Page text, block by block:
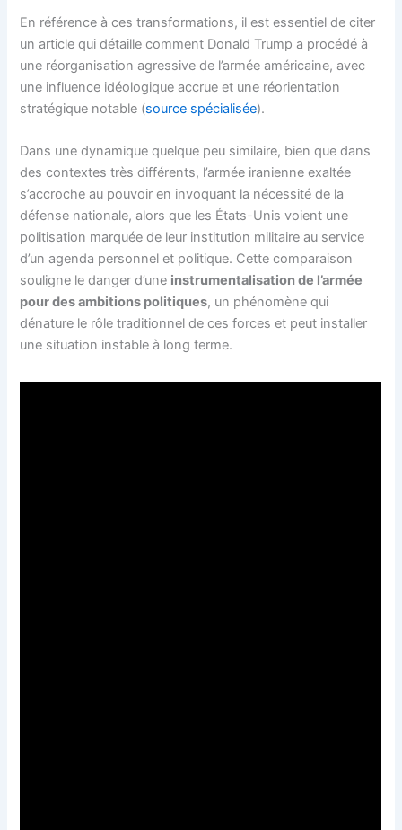
En référence à ces transformations, il est essentiel de citer
un article qui détaille comment Donald Trump a procédé à
une réorganisation agressive de l’armée américaine, avec
une influence idéologique accrue et une réorientation
stratégique notable (source spécialisée).
Dans une dynamique quelque peu similaire, bien que dans
des contextes très différents, l’armée iranienne exaltée
s’accroche au pouvoir en invoquant la nécessité de la
défense nationale, alors que les États-Unis voient une
politisation marquée de leur institution militaire au service
d’un agenda personnel et politique. Cette comparaison
souligne le danger d’une instrumentalisation de l’armée
pour des ambitions politiques, un phénomène qui
dénature le rôle traditionnel de ces forces et peut installer
une situation instable à long terme.